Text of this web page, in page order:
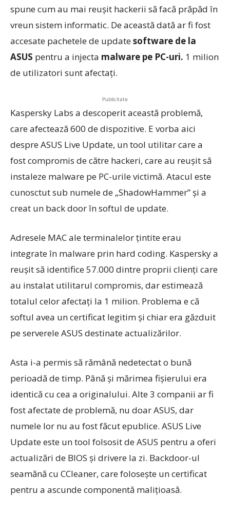
spune cum au mai reuşit hackerii să facă prăpăd în
vreun sistem informatic. De această dată ar fi fost
accesate pachetele de updatesoftware de la
ASUS pentru a injecta malware pe PC-uri. 1 milion
de utilizatori sunt afectaţi.
Publicitate
Kaspersky Labs a descoperit această problemă,
care afectează 600 de dispozitive. E vorba aici
despre ASUS Live Update, un tool utilitar care a
fost compromis de către hackeri, care au reuşit să
instaleze malware pe PC-urile victimă. Atacul este
cunosctut sub numele de „ShadowHammer” şi a
creat un back door în softul de update.
Adresele MAC ale terminalelor ţintite erau
integrate în malware prin hard coding. Kaspersky a
reuşit să identifice 57.000 dintre proprii clienţi care
au instalat utilitarul compromis, dar estimează
totalul celor afectaţi la 1 milion. Problema e că
softul avea un certificat legitim şi chiar era găzduit
pe serverele ASUS destinate actualizărilor.
Asta i-a permis să rămână nedetectat o bună
perioadă de timp. Până şi mărimea fişierului era
identică cu cea a originalului. Alte 3 companii ar fi
fost afectate de problemă, nu doar ASUS, dar
numele lor nu au fost făcut epublice. ASUS Live
Update este un tool folsosit de ASUS pentru a oferi
actualizări de BIOS şi drivere la zi. Backdoor-ul
seamănă cu CCleaner, care foloseşte un certificat
pentru a ascunde componentă maliţioasă.